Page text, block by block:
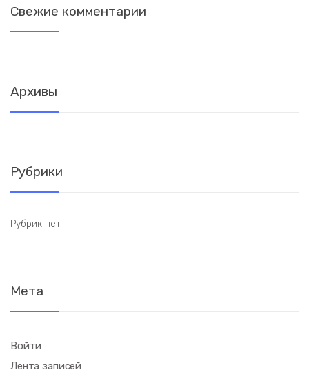
Свежие комментарии
Архивы
Рубрики
Рубрик нет
Мета
Войти
Лента записей